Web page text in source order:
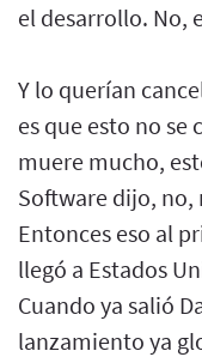
el desarrollo. No,
Y lo querían
es que esto no se
muere mucho,
Software dijo, no,
Entonces eso al
llegó a Estados
Cuando ya salió
lanzamiento ya